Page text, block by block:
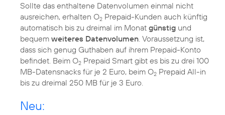
Sollte das enthaltene Datenvolumen einmal nicht
ausreichen, erhalten O2 Prepaid-Kunden auch künftig
automatisch bis zu dreimal im Monat günstig und
bequem weiteres Datenvolumen. Voraussetzung ist,
dass sich genug Guthaben auf ihrem Prepaid-Konto
befindet. Beim O2 Prepaid Smart gibt es bis zu drei 100
MB-Datensnacks für je 2 Euro, beim O2 Prepaid All-in
bis zu dreimal 250 MB für je 3 Euro.
Neu: